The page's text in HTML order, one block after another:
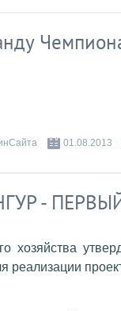
01.08.2013
-
хозяйства
реализации